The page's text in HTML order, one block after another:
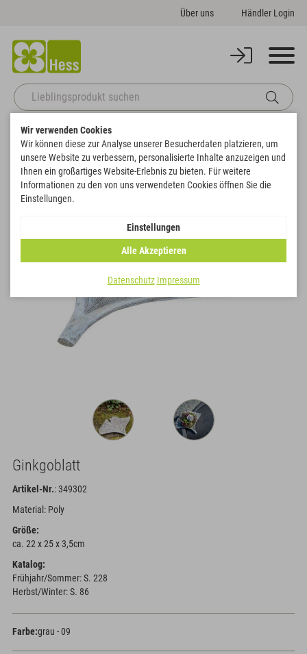
Über uns Händler Login
Startseite Themenwelten
Zurück zur Artikelübersicht
Ginkgoblatt
Artikel-Nr.: 349302
Material: Poly
Größe:
ca. 22 x 25 x 3,5cm
Katalog:
Frühjahr/Sommer: S. 228
Herbst/Winter: S. 86
Farbe:grau - 09
Wir verwenden Cookies
Wir können diese zur Analyse unserer Besucherdaten platzieren, um
unsere Website zu verbessern, personalisierte Inhalte anzuzeigen und
Ihnen ein großartiges Website-Erlebnis zu bieten. Für weitere
Informationen zu den von uns verwendeten Cookies öffnen Sie die
Einstellungen.
Einstellungen
Alle Akzeptieren
Datenschutz Impressum